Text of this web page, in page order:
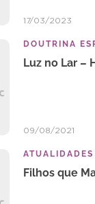
17/03/2023
DOUTRINA
Luz no Lar –
09/08/2021
ATUALIDADES
Filhos que